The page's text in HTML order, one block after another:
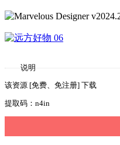
说明
该资源 [免费、免注册] 下载
提取码：n4in